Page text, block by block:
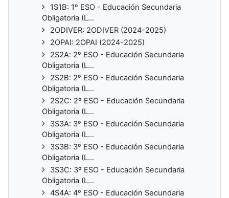
1S1B: 1º ESO - Educación Secundaria
Obligatoria (L...
2ODIVER: 2ODIVER (2024-2025)
2OPAI: 2OPAI (2024-2025)
2S2A: 2º ESO - Educación Secundaria
Obligatoria (L...
2S2B: 2º ESO - Educación Secundaria
Obligatoria (L...
2S2C: 2º ESO - Educación Secundaria
Obligatoria (L...
3S3A: 3º ESO - Educación Secundaria
Obligatoria (L...
3S3B: 3º ESO - Educación Secundaria
Obligatoria (L...
3S3C: 3º ESO - Educación Secundaria
Obligatoria (L...
4S4A: 4º ESO - Educación Secundaria